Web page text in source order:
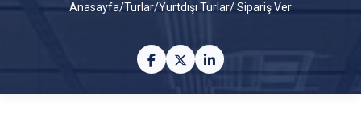
Anasayfa/Turlar/Yurtdışı Turlar/ Sipariş Ver